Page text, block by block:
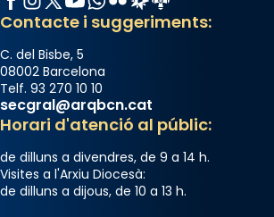
Semproniana, verges i màrtirs.
Acompanyant la història de
partir de l’Edat Mitjana sorgeix
que les santes Juliana (“relatiu
Semproniana (“relatiu a
eterna”) són deixebles seves. I
frare Joan Gaspar Roig, afirma
que les santes són filles de
Mataró en reivindicarà les
Contacte i suggeriments:
C. del Bisbe, 5
08002 Barcelona
Telf. 93 270 10 10
secgral@arqbcn.cat
Horari d'atenció al públic:
de dilluns a divendres, de 9 a 14 h.
Visites a l'Arxiu Diocesà:
de dilluns a dijous, de 10 a 13 h.